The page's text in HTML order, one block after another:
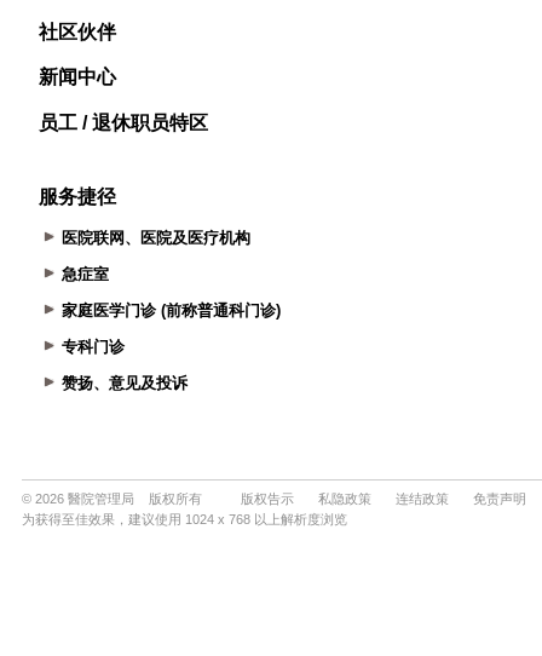
社区伙伴
新闻中心
员工 / 退休职员特区
服务捷径
医院联网、医院及医疗机构
急症室
家庭医学门诊 (前称普通科门诊)
专科门诊
赞扬、意见及投诉
© 2026 醫院管理局 版权所有 版权告示 私隐政策 连结政策
免责声明
为获得至佳效果，建议使用 1024 x 768 以上解析度浏览